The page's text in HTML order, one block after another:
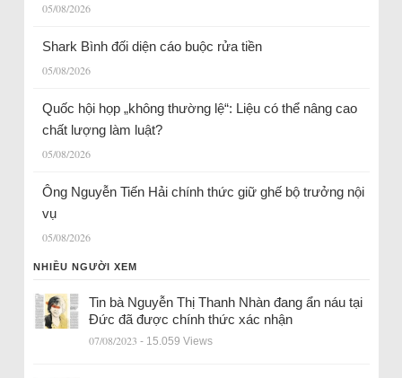
05/08/2026
Shark Bình đối diện cáo buộc rửa tiền
05/08/2026
Quốc hội họp „không thường lệ“: Liệu có thể nâng cao
chất lượng làm luật?
05/08/2026
Ông Nguyễn Tiến Hải chính thức giữ ghế bộ trưởng nội
vụ
05/08/2026
NHIỀU NGƯỜI XEM
Tin bà Nguyễn Thị Thanh Nhàn đang ẩn náu tại
Đức đã được chính thức xác nhận
07/08/2023 - 15.059 Views